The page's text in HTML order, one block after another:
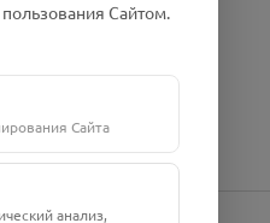
Сайтом.
Сайта
анализ,